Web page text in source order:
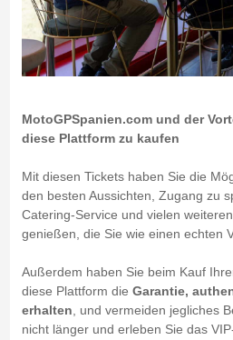
MotoGPSpanien.com und der
diese Plattform zu kaufen
Mit diesen Tickets haben Sie die
den besten Aussichten, Zugang zu
Catering-Service und vielen
genießen, die Sie wie einen echten
Außerdem haben Sie beim Kauf
diese Plattform die Garantie,
erhalten, und vermeiden jegliches
nicht länger und erleben Sie das